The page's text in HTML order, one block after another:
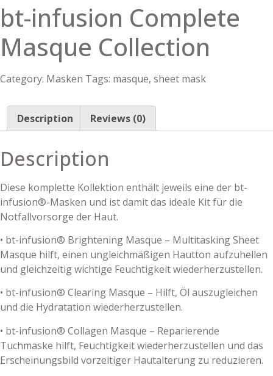
bt-infusion Complete
Masque Collection
Category: Masken Tags: masque, sheet mask
Description Reviews (0)
Description
Diese komplette Kollektion enthält jeweils eine der bt-
infusion®-Masken und ist damit das ideale Kit für die
Notfallvorsorge der Haut.
• bt-infusion® Brightening Masque – Multitasking Sheet
Masque hilft, einen ungleichmäßigen Hautton aufzuhellen
und gleichzeitig wichtige Feuchtigkeit wiederherzustellen.
• bt-infusion® Clearing Masque – Hilft, Öl auszugleichen
und die Hydratation wiederherzustellen.
• bt-infusion® Collagen Masque – Reparierende
Tuchmaske hilft, Feuchtigkeit wiederherzustellen und das
Erscheinungsbild vorzeitiger Hautalterung zu reduzieren.